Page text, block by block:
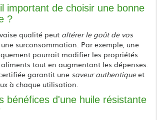
important de choisir une bonne
?
qualité peut altérer le goût de vos
surconsommation. Par exemple, une
pourrait modifier les propriétés
tout en augmentant les dépenses.
garantit une saveur authentiqueet
à chaque utilisation.
bénéfices d'une huile résistante